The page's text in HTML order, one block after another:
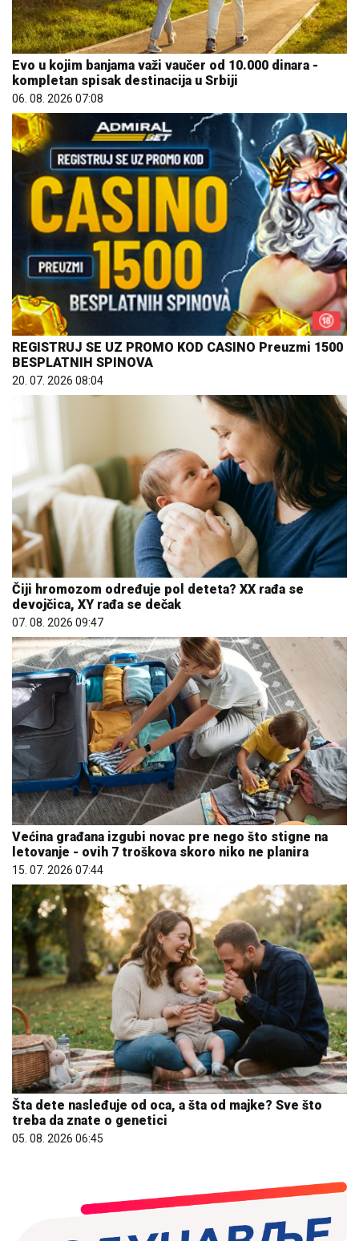
Evo u kojim banjama važi vaučer od 10.000 dinara -
kompletan spisak destinacija u Srbiji
06. 08. 2026 07:08
REGISTRUJ SE UZ PROMO KOD CASINO Preuzmi 1500
BESPLATNIH SPINOVA
20. 07. 2026 08:04
Čiji hromozom određuje pol deteta? XX rađa se
devojčica, XY rađa se dečak
07. 08. 2026 09:47
Većina građana izgubi novac pre nego što stigne na
letovanje - ovih 7 troškova skoro niko ne planira
15. 07. 2026 07:44
Šta dete nasleđuje od oca, a šta od majke? Sve što
treba da znate o genetici
05. 08. 2026 06:45